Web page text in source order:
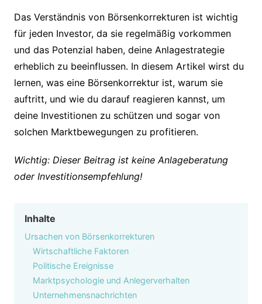
Das Verständnis von Börsenkorrekturen ist wichtig
für jeden Investor, da sie regelmäßig vorkommen
und das Potenzial haben, deine Anlagestrategie
erheblich zu beeinflussen. In diesem Artikel wirst du
lernen, was eine Börsenkorrektur ist, warum sie
auftritt, und wie du darauf reagieren kannst, um
deine Investitionen zu schützen und sogar von
solchen Marktbewegungen zu profitieren.
Wichtig: Dieser Beitrag ist keine Anlageberatung
oder Investitionsempfehlung!
Inhalte
Ursachen von Börsenkorrekturen
Wirtschaftliche Faktoren
Politische Ereignisse
Marktpsychologie und Anlegerverhalten
Unternehmensnachrichten